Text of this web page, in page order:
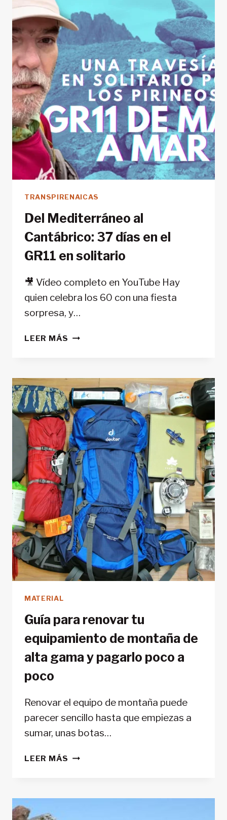
DEL
SECTOR
LONG
NÉOUVIELLE
TRANSPIRENAICAS
Del Mediterráneo al
Cantábrico: 37 días en el
GR11 en solitario
🎥 Vídeo completo en YouTube Hay
quien celebra los 60 con una fiesta
sorpresa, y…
LEER MÁS DEL
37
DÍAS
EN
EL
GR11
EN
SOLITARIO
MATERIAL
Guía para renovar tu
equipamiento de montaña de
alta gama y pagarlo poco a
poco
Renovar el equipo de montaña puede
parecer sencillo hasta que empiezas a
sumar, unas botas…
LEER MÁS GUÍA